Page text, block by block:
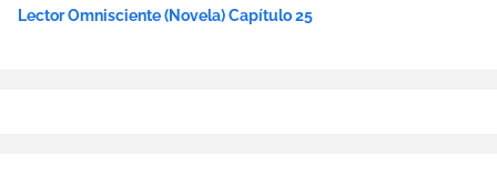
Lector Omnisciente (Novela) Capítulo 25